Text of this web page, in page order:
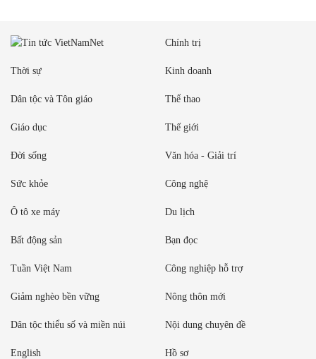
Chính trị
Thời sự Kinh doanh
Dân tộc và Tôn giáo Thể thao
Giáo dục Thế giới
Đời sống Văn hóa - Giải trí
Sức khỏe Công nghệ
Ô tô xe máy Du lịch
Bất động sản Bạn đọc
Tuần Việt Nam Công nghiệp hỗ trợ
Giảm nghèo bền vững Nông thôn mới
Dân tộc thiểu số và miền núi Nội dung chuyên đề
English Hồ sơ